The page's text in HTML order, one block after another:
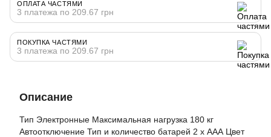
ОПЛАТА ЧАСТЯМИ
3 платежа по 209.67 грн
ПОКУПКА ЧАСТЯМИ
3 платежа по 209.67 грн
Описание
Тип Электронные Максимальная нагрузка 180 кг
Автоотключение Тип и количество батарей 2 х ААА Цвет